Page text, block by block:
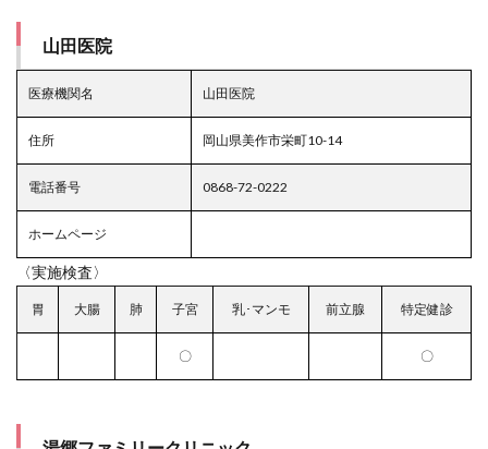
山田医院
医療機関名 山田医院
住所 岡山県美作市栄町10-14
電話番号 0868-72-0222
ホームページ
〈実施検査〉
胃 大腸 肺 子宮 乳･マンモ 前立腺 特定健診
〇 〇